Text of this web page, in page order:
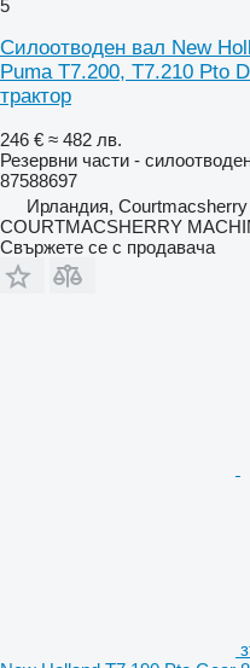
5
Силоотводен вал New
Puma T7.200, T7.210 Pto
трактор
246 € ≈ 482 лв.
Резервни части -
87588697
Ирландия, Courtmacsherry
COURTMACSHERRY
Свържете се с продавача